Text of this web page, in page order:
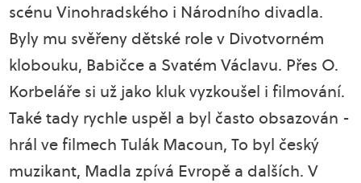
scénu Vinohradského i Národního divadla.
Byly mu svěřeny dětské role v Divotvorném
klobouku, Babičce a Svatém Václavu. Přes O.
Korbeláře si už jako kluk vyzkoušel i filmování.
Také tady rychle uspěl a byl často obsazován -
hrál ve filmech Tulák Macoun, To byl český
muzikant, Madla zpívá Evropě a dalších. V